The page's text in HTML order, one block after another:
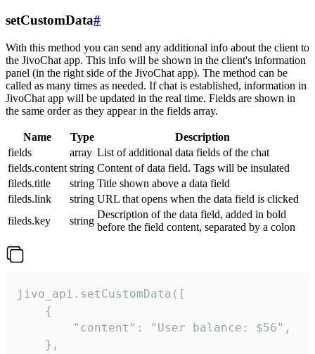
setCustomData#
With this method you can send any additional info about the client to
the JivoChat app. This info will be shown in the client's information
panel (in the right side of the JivoChat app). The method can be
called as many times as needed. If chat is established, information in
JivoChat app will be updated in the real time. Fields are shown in
the same order as they appear in the fields array.
Name Type
Description
fields
array List of additional data fields of the chat
fields.content string Content of data field. Tags will be insulated
fileds.title
string Title shown above a data field
fileds.link
string URL that opens when the data field is clicked
fileds.key
string
Description of the data field, added in bold
before the field content, separated by a colon
jivo_api.setCustomData([
    {
        "content": "User balance: $56",
    },